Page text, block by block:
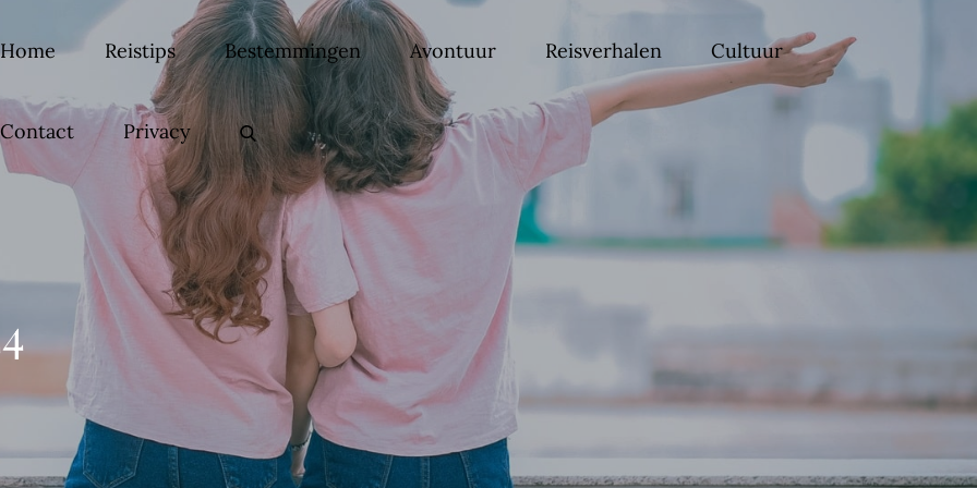
Home Reistips Bestemmingen Avontuur Reisverhalen Cultuur
Contact Privacy